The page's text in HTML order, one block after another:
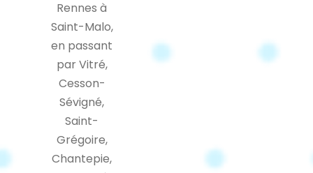
Rennes à
Saint-Malo,
en passant
par Vitré,
Cesson-
Sévigné,
Saint-
Grégoire,
Chantepie,